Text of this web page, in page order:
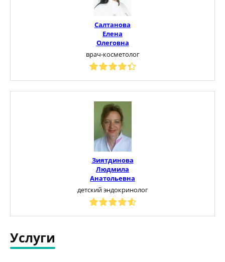
Салтанова
Елена
Олеговна
врач-косметолог
Зиятдинова
Людмила
Анатольевна
детский эндокринолог
Услуги